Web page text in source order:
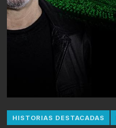
HISTORIAS DESTACADAS